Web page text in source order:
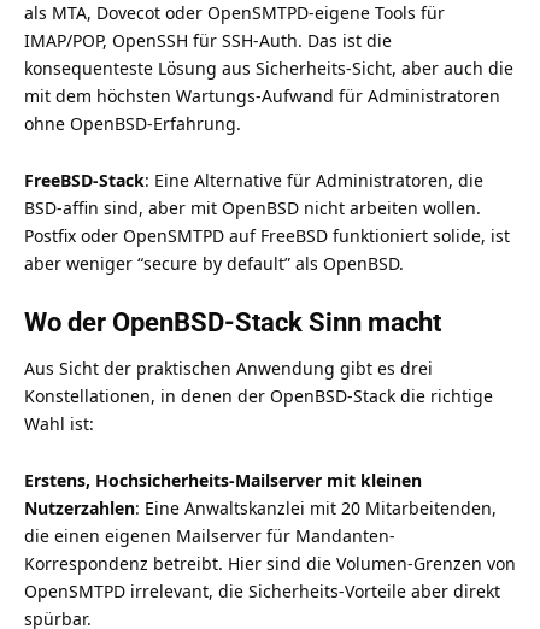
als MTA, Dovecot oder OpenSMTPD-eigene Tools für
IMAP/POP, OpenSSH für SSH-Auth. Das ist die
konsequenteste Lösung aus Sicherheits-Sicht, aber auch die
mit dem höchsten Wartungs-Aufwand für Administratoren
ohne OpenBSD-Erfahrung.
FreeBSD-Stack: Eine Alternative für Administratoren, die
BSD-affin sind, aber mit OpenBSD nicht arbeiten wollen.
Postfix oder OpenSMTPD auf FreeBSD funktioniert solide, ist
aber weniger “secure by default” als OpenBSD.
Wo der OpenBSD-Stack Sinn macht
Aus Sicht der praktischen Anwendung gibt es drei
Konstellationen, in denen der OpenBSD-Stack die richtige
Wahl ist:
Erstens, Hochsicherheits-Mailserver mit kleinen
Nutzerzahlen: Eine Anwaltskanzlei mit 20 Mitarbeitenden,
die einen eigenen Mailserver für Mandanten-
Korrespondenz betreibt. Hier sind die Volumen-Grenzen von
OpenSMTPD irrelevant, die Sicherheits-Vorteile aber direkt
spürbar.